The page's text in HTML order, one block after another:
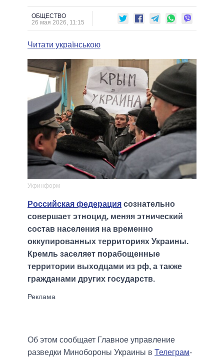
МЭРЫ
ВСЕ ПЕРСОНЫ
СРАВНЕНИЕ ПОЛИТИКОВ
ОБЩЕСТВО
26 мая 2026, 11:15
Читати українською
Укринформ
Российская федерация сознательно
совершает этноцид, меняя этнический
состав населения на временно
оккупированных территориях Украины.
Кремль заселяет порабощенные
территории выходцами из рф, а также
гражданами других государств.
Об этом сообщает Главное управление
разведки Минобороны Украины в Телеграм-